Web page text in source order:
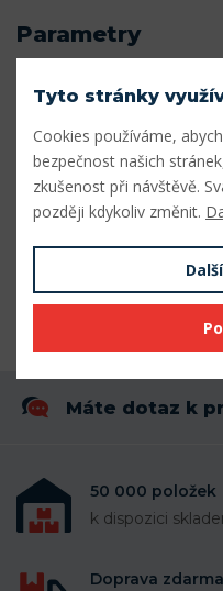
Parametry
Profil
Šířka profilu (mm)
Výška profilu (mm)
Vnitřní délka Li (mm)
Výpočtová délka Lw (mm)
Vnější délka La (mm)
Máte dotaz k
50 000 položek
k dispozici
Doprava zdarma
Tyto stránky
Cookies používáme,
bezpečnost našich
zkušenost při návštěvě.
později kdykoliv změnit.